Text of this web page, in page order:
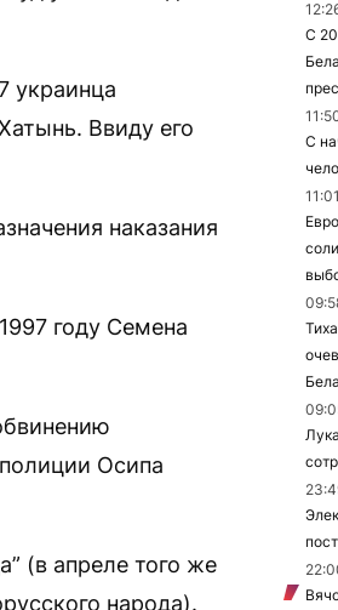
украинца
Ввиду его
наказания
году Семена
Осипа
(в апреле того же
народа).
С
С